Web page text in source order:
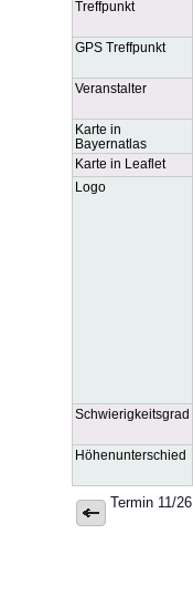
Treffpunkt
GPS Treffpunkt
Veranstalter
Karte in
Bayernatlas
Karte in Leaflet
Logo
Schwierigkeitsgrad
Höhenunterschied
Termin 11/26